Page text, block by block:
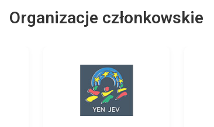
Organizacje członkowskie